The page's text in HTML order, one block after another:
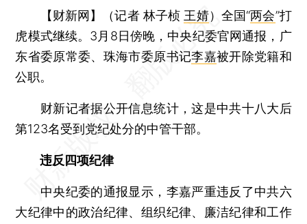
【财新网】（记者 林子桢 王婧） 全国“两会”打
虎模式继续。3月8日傍晚，中央纪委官网通报，广
东省委原常委、珠海市委原书记李嘉被开除党籍和
公职。
财新记者据公开信息统计，这是中共十八大后
第123名受到党纪处分的中管干部。
违反四项纪律
中央纪委的通报显示，李嘉严重违反了中共六
大纪律中的政治纪律、组织纪律、廉洁纪律和工作